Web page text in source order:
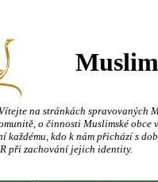
na stránkách spravovaných
o činnosti Muslimské
každému, kdo k nám přichází s
při zachování jejich identity.